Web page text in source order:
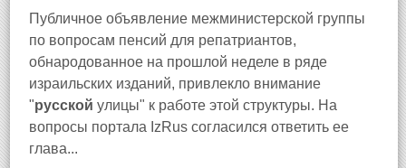
Публичное объявление межминистерской группы
по вопросам пенсий для репатриантов,
обнародованное на прошлой неделе в ряде
израильских изданий, привлекло внимание
"русской улицы" к работе этой структуры. На
вопросы портала IzRus согласился ответить ее
глава...